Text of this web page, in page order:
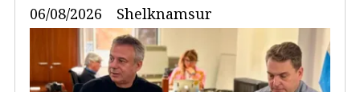
Shelknamsur
06/08/2026